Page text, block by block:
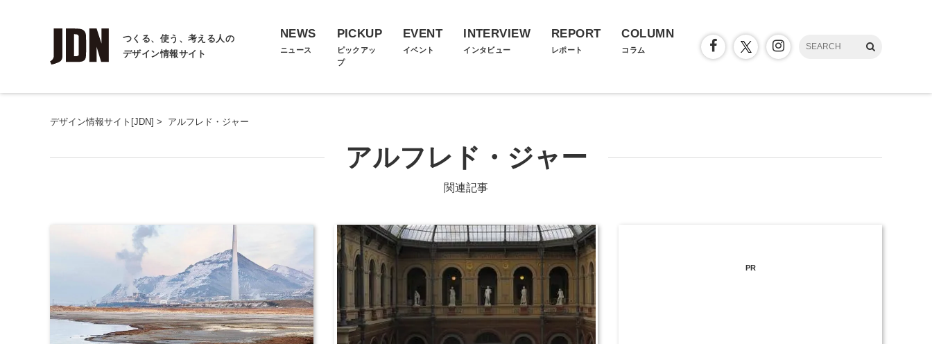
つくる、使う、考える人の
デザイン情報サイト
NEWS
ニュース
PICKUP
ピックアッ
プ
EVENT
イベント
INTERVIEW
インタビュー
REPORT
レポート
COLUMN
コラム
デザイン情報サイト[JDN] > アルフレド・ジャー
アルフレド・ジャー
関連記事
PR